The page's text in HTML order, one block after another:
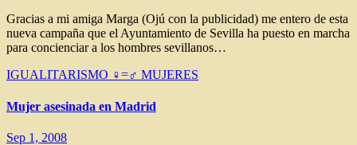
Gracias a mi amiga Marga (Ojú con la publicidad) me entero de esta
nueva campaña que el Ayuntamiento de Sevilla ha puesto en marcha
para concienciar a los hombres sevillanos…
IGUALITARISMO ♀=♂ MUJERES
Mujer asesinada en Madrid
Sep 1, 2008